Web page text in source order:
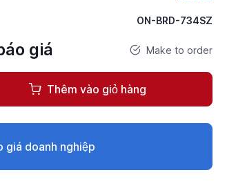
ON-BRD-734SZ
giá Make to order
Thêm vào giỏ hàng
giá doanh nghiệp